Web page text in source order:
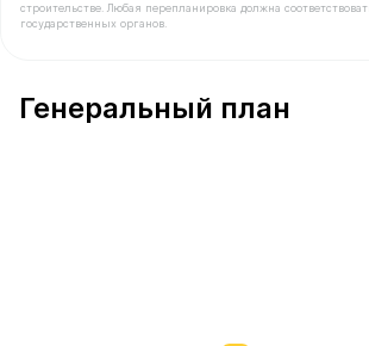
строительстве. Любая перепланировка должна
государственных органов.
Генеральный план